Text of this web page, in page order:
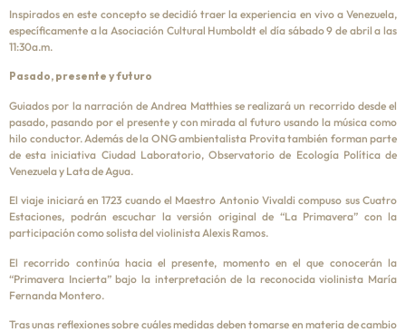
Inspirados en este concepto se decidió traer la experiencia en vivo a Venezuela,
específicamente a la Asociación Cultural Humboldt el día sábado 9 de abril a las
11:30a.m.
Pasado, presente y futuro
Guiados por la narración de Andrea Matthies se realizará un recorrido desde el
pasado, pasando por el presente y con mirada al futuro usando la música como
hilo conductor. Además de la ONG ambientalista Provita también forman parte
de esta iniciativa Ciudad Laboratorio, Observatorio de Ecología Política de
Venezuela y Lata de Agua.
El viaje iniciará en 1723 cuando el Maestro Antonio Vivaldi compuso sus Cuatro
Estaciones, podrán escuchar la versión original de “La Primavera” con la
participación como solista del violinista Alexis Ramos.
El recorrido continúa hacia el presente, momento en el que conocerán la
“Primavera Incierta” bajo la interpretación de la reconocida violinista María
Fernanda Montero.
Tras unas reflexiones sobre cuáles medidas deben tomarse en materia de cambio